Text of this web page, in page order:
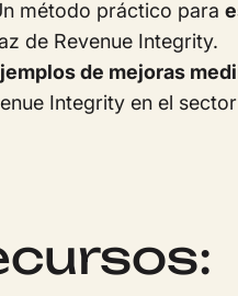
método práctico para
de Revenue Integrity.
de mejoras
Integrity en el